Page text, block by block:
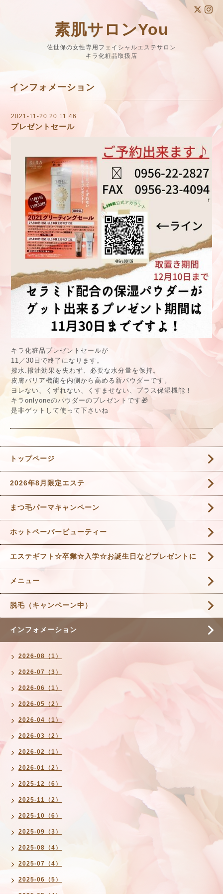
素肌サロンYou
佐世保の女性専用フェイシャルエステサロン
キラ化粧品取扱店
インフォメーション
2021-11-20 20:11:46
プレゼントセール
キラ化粧品プレゼントセールが
11／30日で終了になります。
撥水.撥油効果を失わず、必要な水分量を保持。
皮膚バリア機能を内側から高める新パウダーです。
ヨレない、くずれない、くすませない、プラス保湿機能！
キラonlyoneのパウダーのプレゼントです🎁
是非ゲットして使って下さいね
トップページ
2026年8月限定エステ
まつ毛パーマキャンペーン
ホットペーパービューティー
エステギフト☆卒業☆入学☆お誕生日などプレゼントに
メニュー
脱毛（キャンペーン中）
インフォメーション
2026-08（1）
2026-07（3）
2026-06（1）
2026-05（2）
2026-04（1）
2026-03（2）
2026-02（1）
2026-01（2）
2025-12（6）
2025-11（2）
2025-10（6）
2025-09（3）
2025-08（4）
2025-07（4）
2025-06（5）